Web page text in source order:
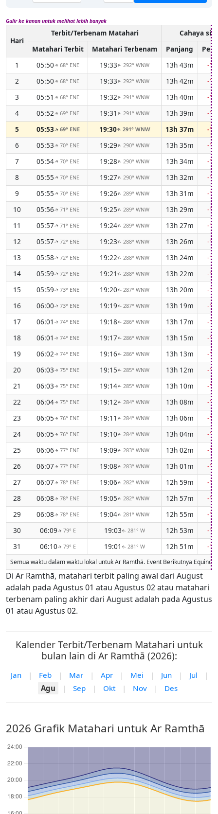
Gulir ke kanan untuk melihat lebih banyak
Hari
Terbit/Terbenam Matahari
Cahaya
Matahari Terbit
Matahari Terbenam Panjang
1
05:50↑68° ENE 19:33↑ 292° WNW 13h 43m
-
2
05:50↑68° ENE 19:33↑ 292° WNW 13h 42m
-
3
05:51 ↑68° ENE 19:32↑ 291° WNW 13h 40m
-
4
05:52↑69° ENE 19:31 ↑ 291° WNW 13h 39m
-
5
05:53↑ 69° ENE 19:30↑ 291° WNW 13h 37m
-
6
05:53↑70° ENE 19:29↑ 290° WNW 13h 35m
-
7
05:54↑70° ENE 19:28↑ 290° WNW 13h 34m
-
8
05:55↑70° ENE 19:27↑ 290° WNW 13h 32m
-
9
05:55↑70° ENE 19:26↑ 289° WNW 13h 31m
-
10
05:56↑71° ENE 19:25↑ 289° WNW 13h 29m
-
11
05:57↑71° ENE 19:24↑ 289° WNW 13h 27m
-
12
05:57↑72° ENE 19:23↑ 288° WNW 13h 26m
-
13
05:58↑72° ENE 19:22↑ 288° WNW 13h 24m
-
14
05:59↑72° ENE 19:21 ↑ 288° WNW 13h 22m
-
15
05:59↑73° ENE 19:20↑ 287° WNW 13h 20m
-
16
06:00↑73° ENE 19:19↑ 287° WNW 13h 19m
-
17
06:01 ↑ 74° ENE 19:18↑ 286° WNW 13h 17m
-
18
06:01 ↑ 74° ENE 19:17↑ 286° WNW 13h 15m
-
19
06:02↑ 74° ENE 19:16↑ 286° WNW 13h 13m
-
20
06:03↑ 75° ENE 19:15↑ 285° WNW 13h 12m
-
21
06:03↑ 75° ENE 19:14↑ 285° WNW 13h 10m
-
22
06:04↑ 75° ENE 19:12↑ 284° WNW 13h 08m
-
23
06:05↑ 76° ENE 19:11 ↑ 284° WNW 13h 06m
-
24
06:05↑ 76° ENE 19:10↑ 284° WNW 13h 04m
-
25
06:06↑ 77° ENE 19:09↑ 283° WNW 13h 02m
-
26
06:07↑ 77° ENE 19:08↑ 283° WNW 13h 01m
-
27
06:07↑ 78° ENE 19:06↑ 282° WNW 12h 59m
-
28
06:08↑ 78° ENE 19:05↑ 282° WNW 12h 57m
-
29
06:08↑ 78° ENE 19:04↑ 281° WNW 12h 55m
-
30
06:09↑ 79° E 19:03↑ 281° W 12h 53m
-
31
06:10↑ 79° E 19:01 ↑ 281° W 12h 51m -
Semua waktu dalam waktu lokal untuk Ar Ramthā. Event Berikutnya Equinox
Di Ar Ramthā, matahari terbit paling awal dari August
adalah pada Agustus 01 atau Agustus 02 atau matahari
terbenam paling akhir dari August adalah pada Agustus
01 atau Agustus 02.
Kalender Terbit/Terbenam Matahari untuk
bulan lain di Ar Ramthā (2026):
Jan | Feb | Mar | Apr | Mei | Jun | Jul
|
Agu
| Sep | Okt | Nov | Des
2026 Grafik Matahari untuk Ar Ramthā